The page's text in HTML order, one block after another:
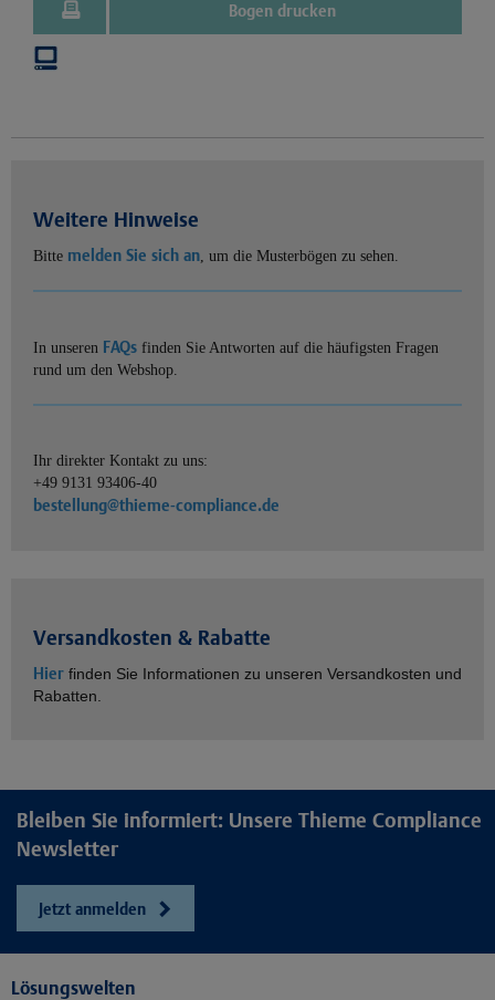
Bogen drucken
Weitere Hinweise
Bitte melden Sie sich an, um die Musterbögen zu sehen.
In unseren FAQs finden Sie Antworten auf die häufigsten Fragen
rund um den Webshop.
Ihr direkter Kontakt zu uns:
+49 9131 93406-40
bestellung@thieme-compliance.de
Versandkosten & Rabatte
Hier finden Sie Informationen zu unseren Versandkosten und
Rabatten.
Bleiben Sie informiert: Unsere Thieme Compliance
Newsletter
Jetzt anmelden
Lösungswelten